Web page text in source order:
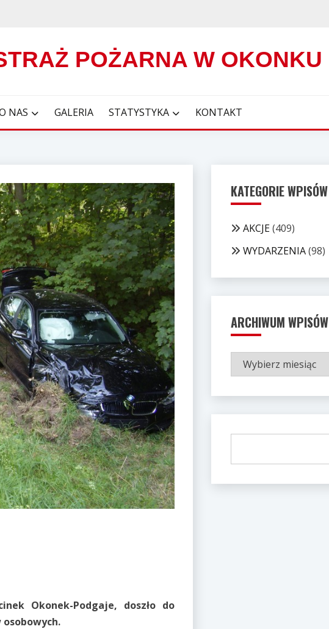
POŻARNA W OKONKU
NAS GALERIA STATYSTYKA KONTAKT
Okonek-Podgaje, doszło do
KATEGORIE WPISÓW
AKCJE(409)
WYDARZENIA(98)
ARCHIWUM WPISÓW
ARCHIWUM
WPISÓW